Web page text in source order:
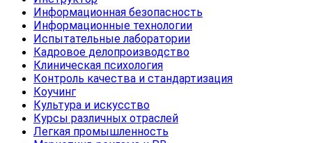
Информационная безопасность
Информационные технологии
Испытательные лаборатории
Кадровое делопроизводство
Клиническая психология
Контроль качества и стандартизация
Коучинг
Культура и искусство
Курсы различных отраслей
Легкая промышленность